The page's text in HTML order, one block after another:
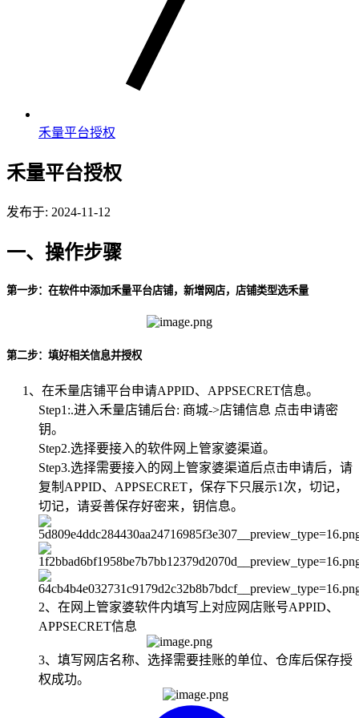
禾量平台授权
禾量平台授权
发布于: 2024-11-12
一、操作步骤
第一步：在软件中添加禾量平台店铺，新增网店，店铺类型选禾量
第二步：填好相关信息并授权
1、在禾量店铺平台申请APPID、APPSECRET信息。
Step1:.进入禾量店铺后台: 商城->店铺信息 点击申请密
钥。
Step2.选择要接入的软件网上管家婆渠道。
Step3.选择需要接入的网上管家婆渠道后点击申请后，请
复制APPID、APPSECRET，保存下只展示1次，切记，
切记，请妥善保存好密来，钥信息。
2、在网上管家婆软件内填写上对应网店账号APPID、
APPSECRET信息
3、填写网店名称、选择需要挂账的单位、仓库后保存授
权成功。